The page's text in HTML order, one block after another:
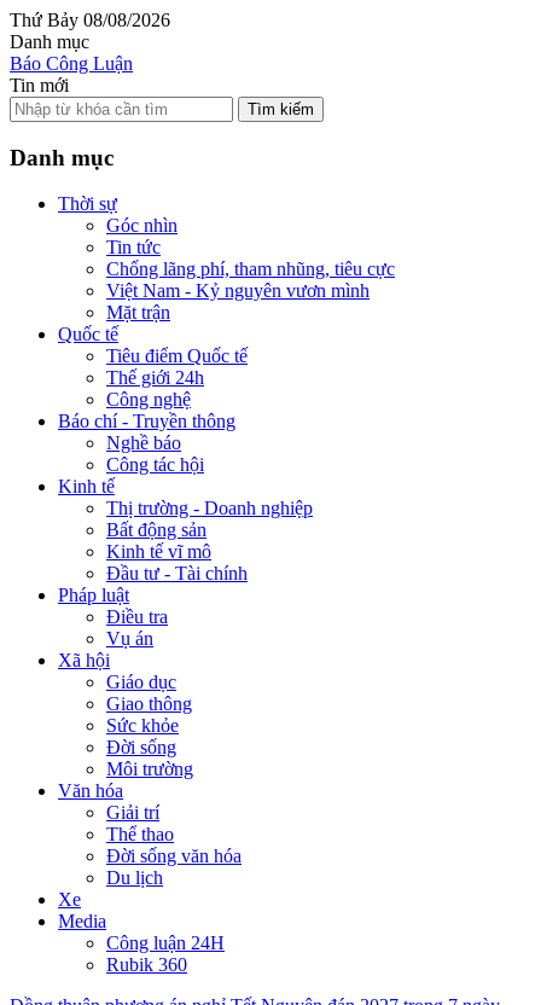
Thứ Bảy 08/08/2026
Danh mục
Báo Công Luận
Tin mới
Tìm kiếm
Danh mục
Thời sự
Góc nhìn
Tin tức
Chống lãng phí, tham nhũng, tiêu cực
Việt Nam - Kỷ nguyên vươn mình
Mặt trận
Quốc tế
Tiêu điểm Quốc tế
Thế giới 24h
Công nghệ
Báo chí - Truyền thông
Nghề báo
Công tác hội
Kinh tế
Thị trường - Doanh nghiệp
Bất động sản
Kinh tế vĩ mô
Đầu tư - Tài chính
Pháp luật
Điều tra
Vụ án
Xã hội
Giáo dục
Giao thông
Sức khỏe
Đời sống
Môi trường
Văn hóa
Giải trí
Thể thao
Đời sống văn hóa
Du lịch
Xe
Media
Công luận 24H
Rubik 360